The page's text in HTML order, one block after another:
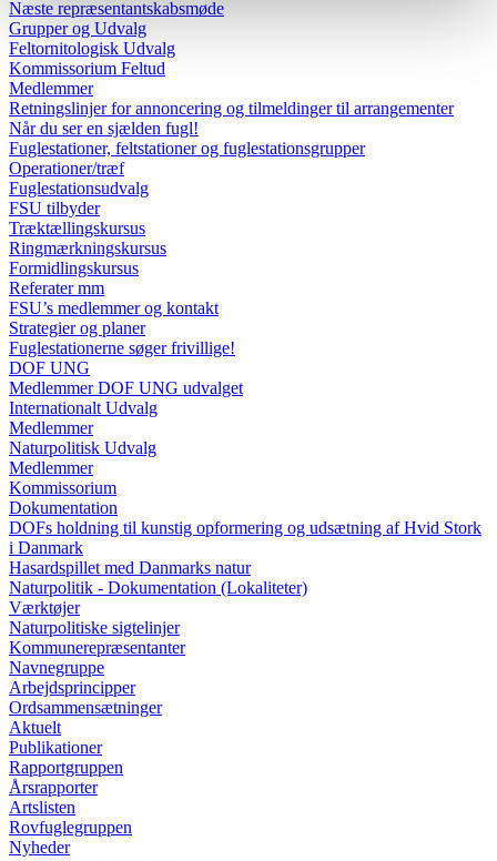
Næste repræsentantskabsmøde
Grupper og Udvalg
Feltornitologisk Udvalg
Kommissorium Feltud
Medlemmer
Retningslinjer for annoncering og tilmeldinger til arrangementer
Når du ser en sjælden fugl!
Fuglestationer, feltstationer og fuglestationsgrupper
Operationer/træf
Fuglestationsudvalg
FSU tilbyder
Træktællingskursus
Ringmærkningskursus
Formidlingskursus
Referater mm
FSU’s medlemmer og kontakt
Strategier og planer
Fuglestationerne søger frivillige!
DOF UNG
Medlemmer DOF UNG udvalget
Internationalt Udvalg
Medlemmer
Naturpolitisk Udvalg
Medlemmer
Kommissorium
Dokumentation
DOFs holdning til kunstig opformering og udsætning af Hvid Stork
i Danmark
Hasardspillet med Danmarks natur
Naturpolitik - Dokumentation (Lokaliteter)
Værktøjer
Naturpolitiske sigtelinjer
Kommunerepræsentanter
Navnegruppe
Arbejdsprincipper
Ordsammensætninger
Aktuelt
Publikationer
Rapportgruppen
Årsrapporter
Artslisten
Rovfuglegruppen
Nyheder